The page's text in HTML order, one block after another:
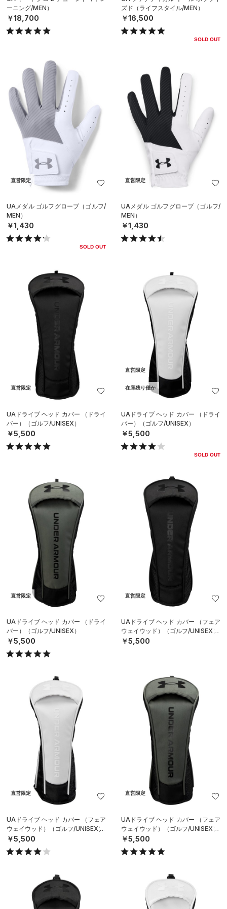
ーニング/MEN）
￥18,700
ズド（ライフスタイル/MEN）
￥16,500
SOLD OUT
直営限定
UAメダル ゴルフグローブ（ゴルフ/
MEN）
￥1,430
SOLD OUT
直営限定
UAメダル ゴルフグローブ（ゴルフ/
MEN）
￥1,430
直営限定
UAドライブ ヘッド カバー （ドライ
バー）（ゴルフ/UNISEX）
￥5,500
直営限定
在庫残り僅か
UAドライブ ヘッド カバー （ドライ
バー）（ゴルフ/UNISEX）
￥5,500
SOLD OUT
直営限定
UAドライブ ヘッド カバー （ドライ
バー）（ゴルフ/UNISEX）
￥5,500
直営限定
UAドライブ ヘッド カバー （フェア
ウェイウッド）（ゴルフ/UNISEX）
￥5,500
直営限定
UAドライブ ヘッド カバー （フェア
ウェイウッド）（ゴルフ/UNISEX）
￥5,500
直営限定
UAドライブ ヘッド カバー （フェア
ウェイウッド）（ゴルフ/UNISEX）
￥5,500